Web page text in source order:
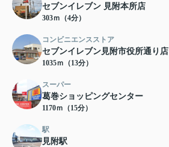
セブンイレブン 見附本所店
303ｍ（4分）
コンビニエンスストア
セブンイレブン見附市役所通り店
1035ｍ（13分）
スーパー
葛巻ショッピングセンター
1170ｍ（15分）
駅
見附駅